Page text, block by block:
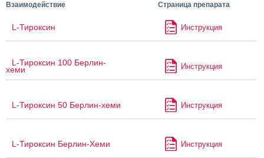
Взаимодействие Страница препарата
L-Тироксин Инструкция
L-Тироксин 100 Берлин-
хеми Инструкция
L-Тироксин 50 Берлин-хеми Инструкция
L-Тироксин Берлин-Хеми Инструкция